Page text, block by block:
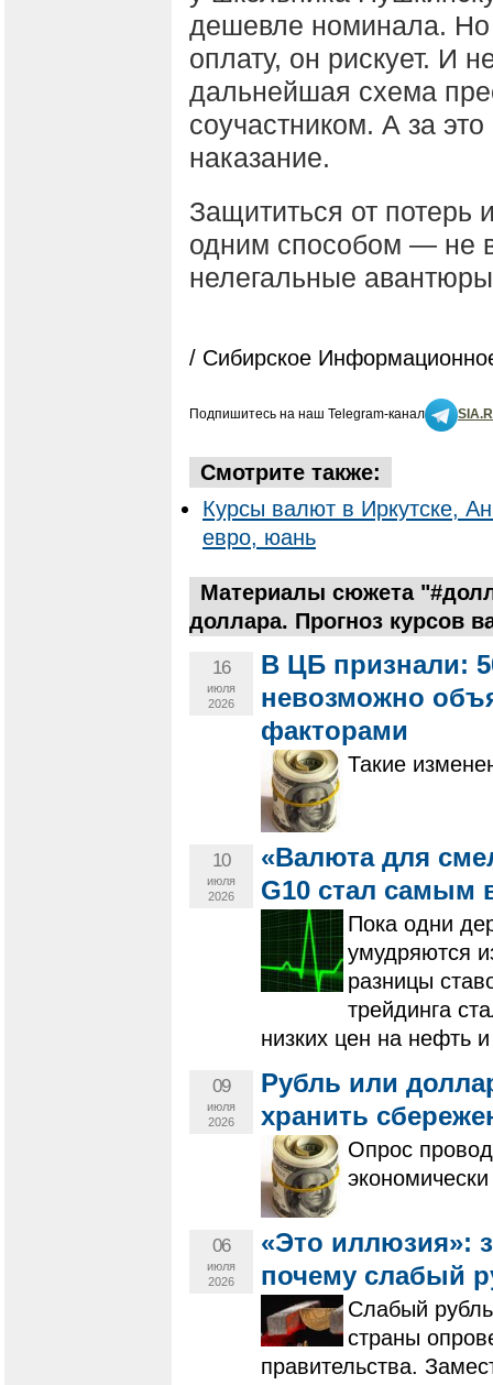
дешевле номинала. Но
оплату, он рискует. И
дальнейшая схема
соучастником. А за
наказание.
Защититься от потерь
одним способом — не
нелегальные
/ Сибирское
Подпишитесь на наш Telegram-канал
Смотрите также:
Курсы валют в Иркутске,
евро, юань
Материалы сюжета
доллара. Прогноз курсов
16
июля
2026
В ЦБ признали:
невозможно
факторами
Такие
10
июля
2026
«Валюта для
G10 стал самым
Пока одни
умудряются
разницы
трейдинга
низких цен на нефть
09
июля
2026
Рубль или
хранить
Опрос
06
июля
2026
«Это иллюзия»:
почему слабый
Слабый
страны
правительства.